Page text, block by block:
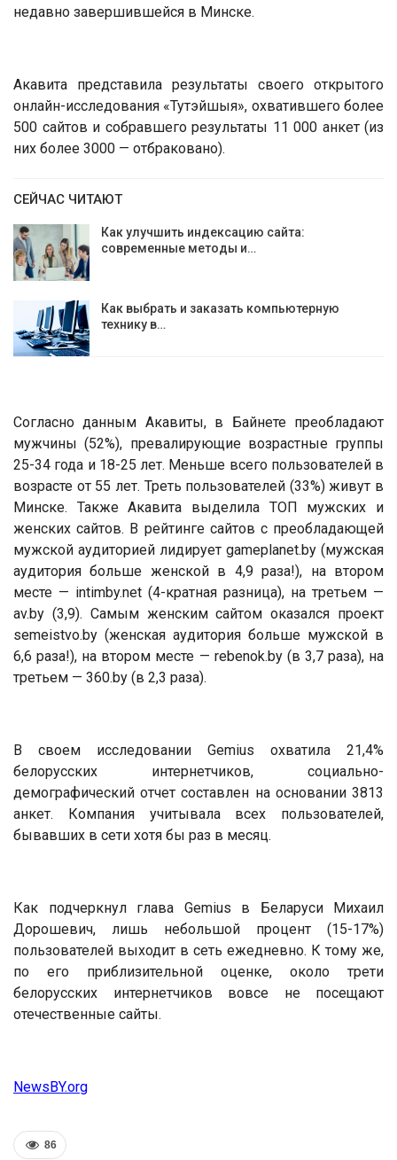
недавно завершившейся в Минске.
Акавита представила результаты своего открытого
онлайн-исследования «Тутэйшыя», охватившего более
500 сайтов и собравшего результаты 11 000 анкет (из
них более 3000 — отбраковано).
СЕЙЧАС ЧИТАЮТ
Как улучшить индексацию сайта:
современные методы и…
Как выбрать и заказать компьютерную
технику в…
Согласно данным Акавиты, в Байнете преобладают
мужчины (52%), превалирующие возрастные группы
25-34 года и 18-25 лет. Меньше всего пользователей в
возрасте от 55 лет. Треть пользователей (33%) живут в
Минске. Также Акавита выделила ТОП мужских и
женских сайтов. В рейтинге сайтов с преобладающей
мужской аудиторией лидирует gameplanet.by (мужская
аудитория больше женской в 4,9 раза!), на втором
месте — intimby.net (4-кратная разница), на третьем —
av.by (3,9). Самым женским сайтом оказался проект
semeistvo.by (женская аудитория больше мужской в
6,6 раза!), на втором месте — rebenok.by (в 3,7 раза), на
третьем — 360.by (в 2,3 раза).
В своем исследовании Gemius охватила 21,4%
белорусских интернетчиков, социально-
демографический отчет составлен на основании 3813
анкет. Компания учитывала всех пользователей,
бывавших в сети хотя бы раз в месяц.
Как подчеркнул глава Gemius в Беларуси Михаил
Дорошевич, лишь небольшой процент (15-17%)
пользователей выходит в сеть ежедневно. К тому же,
по его приблизительной оценке, около трети
белорусских интернетчиков вовсе не посещают
отечественные сайты.
NewsBY.org
86